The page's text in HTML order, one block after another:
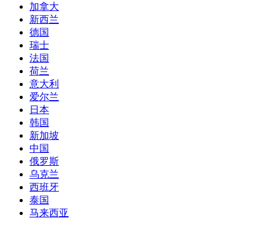
加拿大
新西兰
德国
瑞士
法国
荷兰
意大利
爱尔兰
日本
韩国
新加坡
中国
俄罗斯
乌克兰
西班牙
泰国
马来西亚